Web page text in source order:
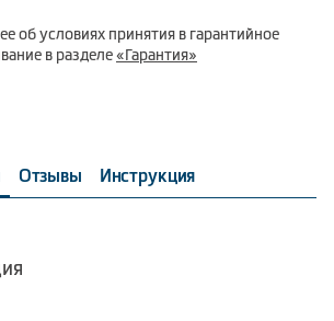
об условиях принятия в гарантийное
в разделе«Гарантия»
Отзывы Инструкция